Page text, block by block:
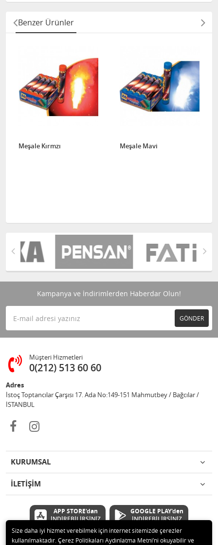
Benzer Ürünler
Meşale Kırmzı Meşale Mavi
Kampanya ve İndirimlerden Haberdar Olun!
GÖNDER
Müşteri Hizmetleri
0(212) 513 60 60
Adres
İstoç Toptancılar Çarşısı 17. Ada No:149-151 Mahmutbey / Bağcılar /
İSTANBUL
KURUMSAL
İLETİŞİM
APP STORE'dan
İNDİREBİLİRSİNİZ
GOOGLE PLAY'den
İNDİREBİLİRSİNİZ
Size daha iyi hizmet verebilmek için internet sitemizde çerezler
kullanılmaktadır. Çerez Politikaları Aydınlatma Metni’ni okuyabilir ve